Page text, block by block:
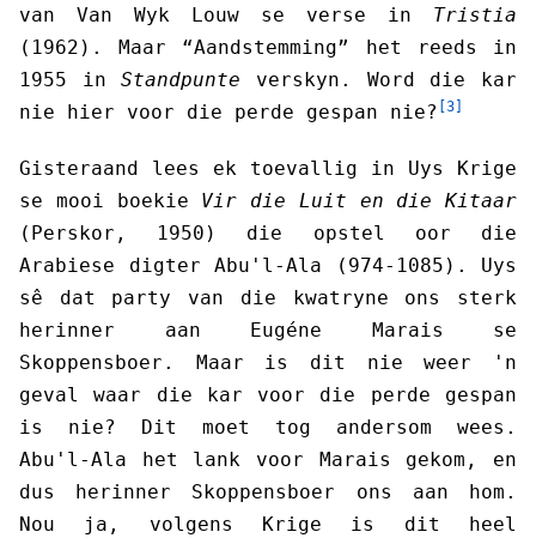
van Van Wyk Louw se verse in Tristia
(1962). Maar “Aandstemming” het reeds in
1955 inStandpunte verskyn. Word die kar
nie hier voor die perde gespan nie?
[3]
Gisteraand lees ek toevallig in Uys Krige
se mooi boekie Vir die Luit en die Kitaar
(Perskor, 1950) die opstel oor die
Arabiese digter Abu'l-Ala (974-1085). Uys
sê dat party van die kwatryne ons sterk
herinner aan Eugéne Marais se
Skoppensboer. Maar is dit nie weer 'n
geval waar die kar voor die perde gespan
is nie? Dit moet tog andersom wees.
Abu'l-Ala het lank voor Marais gekom, en
dus herinner Skoppensboer ons aan hom.
Nou ja, volgens Krige is dit heel